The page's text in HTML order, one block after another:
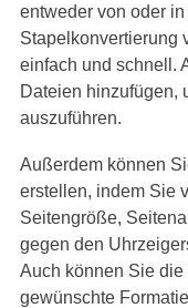
entweder von oder
Stapelkonvertierung
einfach und schnell.
Dateien hinzufügen,
auszuführen.
Außerdem können
erstellen, indem Sie
Seitengröße,
gegen den
Auch können Sie
gewünschte